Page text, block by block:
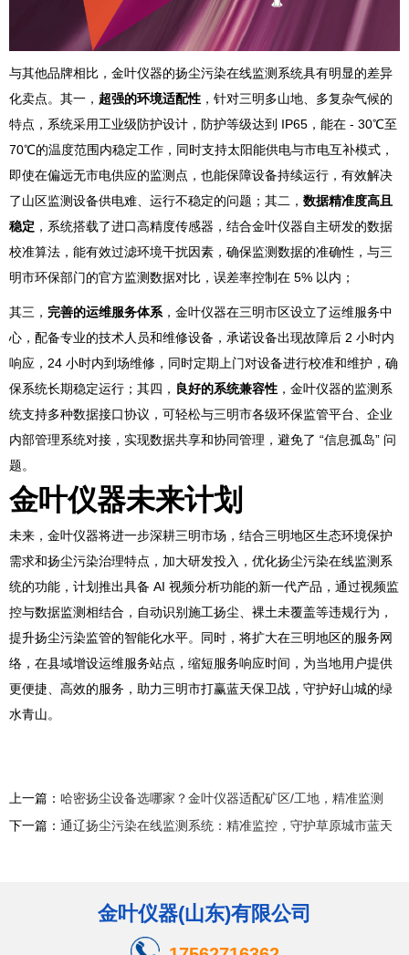
与其他品牌相比，金叶仪器的扬尘污染在线监测系统具有明显的差异
化卖点。其一， 超强的环境适配性 ，针对三明多山地、多复杂气候的
特点，系统采用工业级防护设计，防护等级达到 IP65，能在 - 30℃至
70℃的温度范围内稳定工作，同时支持太阳能供电与市电互补模式，
即使在偏远无市电供应的监测点，也能保障设备持续运行，有效解决
了山区监测设备供电难、运行不稳定的问题；其二， 数据精准度高且
稳定 ，系统搭载了进口高精度传感器，结合金叶仪器自主研发的数据
校准算法，能有效过滤环境干扰因素，确保监测数据的准确性，与三
明市环保部门的官方监测数据对比，误差率控制在 5% 以内；
其三， 完善的运维服务体系 ，金叶仪器在三明市区设立了运维服务中
心，配备专业的技术人员和维修设备，承诺设备出现故障后 2 小时内
响应，24 小时内到场维修，同时定期上门对设备进行校准和维护，确
保系统长期稳定运行；其四， 良好的系统兼容性 ，金叶仪器的监测系
统支持多种数据接口协议，可轻松与三明市各级环保监管平台、企业
内部管理系统对接，实现数据共享和协同管理，避免了 “信息孤岛” 问
题。
金叶仪器未来计划
未来，金叶仪器将进一步深耕三明市场，结合三明地区生态环境保护
需求和扬尘污染治理特点，加大研发投入，优化扬尘污染在线监测系
统的功能，计划推出具备 AI 视频分析功能的新一代产品，通过视频监
控与数据监测相结合，自动识别施工扬尘、裸土未覆盖等违规行为，
提升扬尘污染监管的智能化水平。同时，将扩大在三明地区的服务网
络，在县域增设运维服务站点，缩短服务响应时间，为当地用户提供
更便捷、高效的服务，助力三明市打赢蓝天保卫战，守护好山城的绿
水青山。
上一篇： 哈密扬尘设备选哪家？金叶仪器适配矿区/工地，精准监测
下一篇： 通辽扬尘污染在线监测系统：精准监控，守护草原城市蓝天
金叶仪器(山东)有限公司